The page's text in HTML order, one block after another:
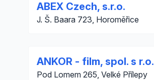
ABEX Czech, s.r.o.
J. Š. Baara 723, Horoměřice
ANKOR - film, spol. s r.o.
Pod Lomem 265, Velké Přílepy